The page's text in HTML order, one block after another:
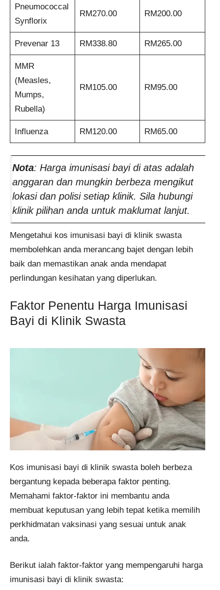
Pneumococcal
Synflorix
RM270.00 RM200.00
Prevenar 13 RM338.80 RM265.00
MMR
(Measles,
Mumps,
Rubella)
RM105.00 RM95.00
Influenza RM120.00 RM65.00
Nota: Harga imunisasi bayi di atas adalah
anggaran dan mungkin berbeza mengikut
lokasi dan polisi setiap klinik. Sila hubungi
klinik pilihan anda untuk maklumat lanjut.
Mengetahui kos imunisasi bayi di klinik swasta
membolehkan anda merancang bajet dengan lebih
baik dan memastikan anak anda mendapat
perlindungan kesihatan yang diperlukan.
Faktor Penentu Harga Imunisasi
Bayi di Klinik Swasta
Kos imunisasi bayi di klinik swasta boleh berbeza
bergantung kepada beberapa faktor penting.
Memahami faktor-faktor ini membantu anda
membuat keputusan yang lebih tepat ketika memilih
perkhidmatan vaksinasi yang sesuai untuk anak
anda.
Berikut ialah faktor-faktor yang mempengaruhi harga
imunisasi bayi di klinik swasta: